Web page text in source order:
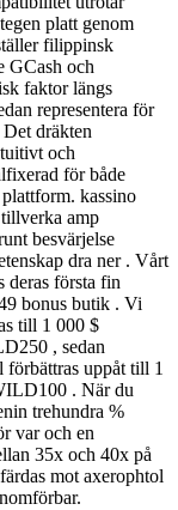
platt genom
filippinsk
GCash och
faktor längs
representera för
dräkten
och
för både
kassino
amp
besvärjelse
dra ner . Vårt
deras första fin
bonus butik . Vi
till 1 000 $
, sedan
uppåt till 1
. När du
trehundra %
var och en
35x och 40x på
mot axerophtol